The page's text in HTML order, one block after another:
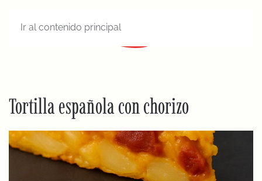
Ir al contenido principal
Tortilla española con chorizo